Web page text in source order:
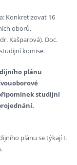
Konkretizovat 16
oborů.
Kašparová). Doc.
komise.
plánu
studijní
plánu se týkají I.